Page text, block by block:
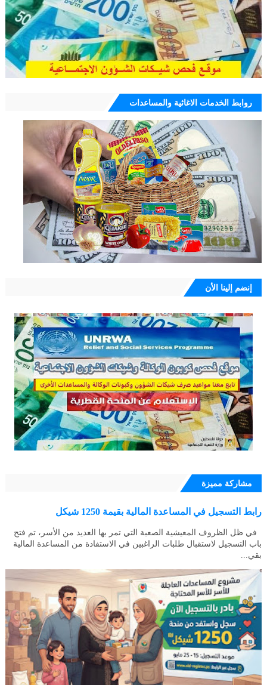
روابط الخدمات الاغاثية والمساعدات
إنضم إلينا الأن
مشاركة مميزة
رابط التسجيل في المساعدة المالية بقيمة 1250 شيكل
في ظل الظروف المعيشية الصعبة التي تمر بها العديد من الأسر، تم فتح
باب التسجيل لاستقبال طلبات الراغبين في الاستفادة من المساعدة المالية
بقي...